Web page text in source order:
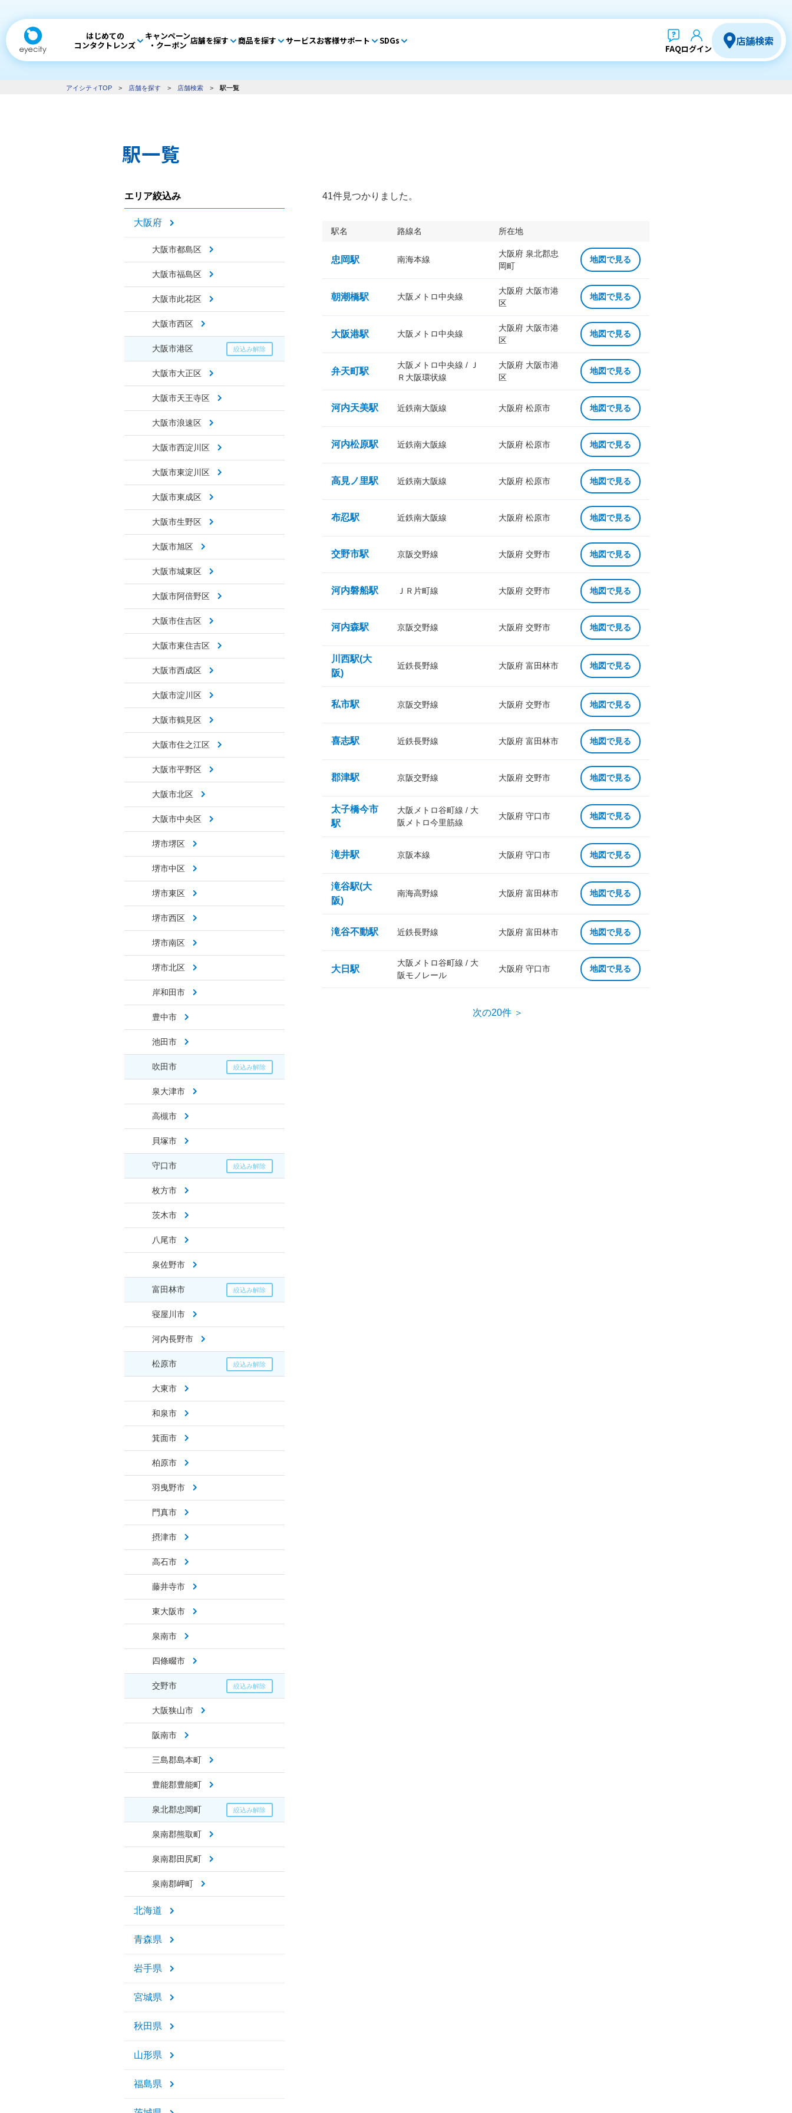
はじめての
コンタクトレンズ
キャンペーン
・クーポン 店舗を探す 商品を探す サービスお客様サポート SDGs
FAQログイン
店舗検索
アイシティTOP > 店舗を探す > 店舗検索 > 駅一覧
駅一覧
エリア絞込み
大阪府
大阪市都島区
大阪市福島区
大阪市此花区
大阪市西区
大阪市港区
大阪市大正区
大阪市天王寺区
大阪市浪速区
大阪市西淀川区
大阪市東淀川区
大阪市東成区
大阪市生野区
大阪市旭区
大阪市城東区
大阪市阿倍野区
大阪市住吉区
大阪市東住吉区
大阪市西成区
大阪市淀川区
大阪市鶴見区
大阪市住之江区
大阪市平野区
大阪市北区
大阪市中央区
堺市堺区
堺市中区
堺市東区
堺市西区
堺市南区
堺市北区
岸和田市
豊中市
池田市
吹田市
泉大津市
高槻市
貝塚市
守口市
枚方市
茨木市
八尾市
泉佐野市
富田林市
寝屋川市
河内長野市
松原市
大東市
和泉市
箕面市
柏原市
羽曳野市
門真市
摂津市
高石市
藤井寺市
東大阪市
泉南市
四條畷市
交野市
大阪狭山市
阪南市
三島郡島本町
豊能郡豊能町
泉北郡忠岡町
泉南郡熊取町
泉南郡田尻町
泉南郡岬町
北海道
青森県
岩手県
宮城県
秋田県
山形県
福島県
41件見つかりました。
駅名 路線名 所在地
忠岡駅 南海本線
大阪府 泉北郡忠
岡町
地図で見る
朝潮橋駅 大阪メトロ中央線
大阪府 大阪市港
区
地図で見る
大阪港駅 大阪メトロ中央線
大阪府 大阪市港
区
地図で見る
弁天町駅
大阪メトロ中央線 / Ｊ
Ｒ大阪環状線
大阪府 大阪市港
区
地図で見る
河内天美駅 近鉄南大阪線 大阪府 松原市 地図で見る
河内松原駅 近鉄南大阪線 大阪府 松原市 地図で見る
高見ノ里駅 近鉄南大阪線 大阪府 松原市 地図で見る
布忍駅 近鉄南大阪線 大阪府 松原市 地図で見る
交野市駅 京阪交野線 大阪府 交野市 地図で見る
河内磐船駅 ＪＲ片町線 大阪府 交野市 地図で見る
河内森駅 京阪交野線 大阪府 交野市 地図で見る
川西駅(大
阪)
近鉄長野線 大阪府 富田林市 地図で見る
私市駅 京阪交野線 大阪府 交野市 地図で見る
喜志駅 近鉄長野線 大阪府 富田林市 地図で見る
郡津駅 京阪交野線 大阪府 交野市 地図で見る
太子橋今市
駅
大阪メトロ谷町線 / 大
阪メトロ今里筋線
大阪府 守口市 地図で見る
滝井駅 京阪本線 大阪府 守口市 地図で見る
滝谷駅(大
阪)
南海高野線 大阪府 富田林市 地図で見る
滝谷不動駅 近鉄長野線 大阪府 富田林市 地図で見る
大日駅
大阪メトロ谷町線 / 大
阪モノレール
大阪府 守口市 地図で見る
次の20件 ＞